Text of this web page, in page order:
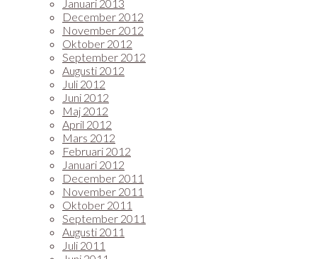
Januari 2013
December 2012
November 2012
Oktober 2012
September 2012
Augusti 2012
Juli 2012
Juni 2012
Maj 2012
April 2012
Mars 2012
Februari 2012
Januari 2012
December 2011
November 2011
Oktober 2011
September 2011
Augusti 2011
Juli 2011